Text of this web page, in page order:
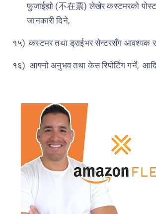
फुजाईह्यो (不在票)लेखेर कस्टमरको
जानकारी दिने,
१५) कस्टमर तथा ड्राईभर सेन्टरसँग आवश्यक
१६) आफ्नो अनुभव तथा केस रिपोर्टिंग गर्ने,